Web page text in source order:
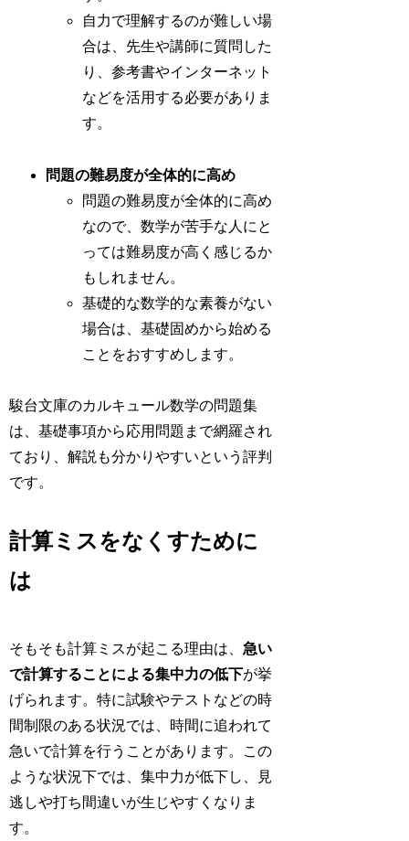
自力で理解するのが難しい場
合は、先生や講師に質問した
り、参考書やインターネット
などを活用する必要がありま
す。
問題の難易度が全体的に高め
問題の難易度が全体的に高め
なので、数学が苦手な人にと
っては難易度が高く感じるか
もしれません。
基礎的な数学的な素養がない
場合は、基礎固めから始める
ことをおすすめします。
駿台文庫のカルキュール数学の問題集
は、基礎事項から応用問題まで網羅され
ており、解説も分かりやすいという評判
です。
計算ミスをなくすために
は
そもそも計算ミスが起こる理由は、急い
で計算することによる集中力の低下が挙
げられます。特に試験やテストなどの時
間制限のある状況では、時間に追われて
急いで計算を行うことがあります。この
ような状況下では、集中力が低下し、見
逃しや打ち間違いが生じやすくなりま
す。